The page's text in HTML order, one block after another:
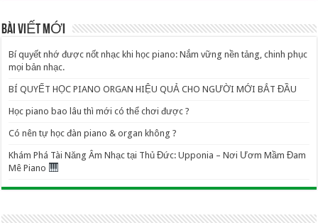
BÀI VIẾT MỚI
Bí quyết nhớ được nốt nhạc khi học piano: Nắm vững nền tảng, chinh phục
mọi bản nhạc.
BÍ QUYẾT HỌC PIANO ORGAN HIỆU QUẢ CHO NGƯỜI MỚI BẮT ĐẦU
Học piano bao lâu thì mới có thể chơi được ?
Có nên tự học đàn piano & organ không ?
Khám Phá Tài Năng Âm Nhạc tại Thủ Đức: Upponia – Nơi Ươm Mầm Đam
Mê Piano